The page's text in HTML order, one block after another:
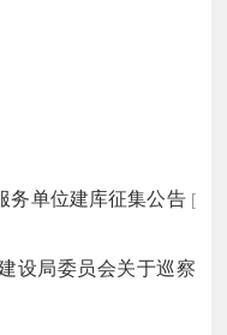
务单位建库征集公告 [
设局委员会关于巡察